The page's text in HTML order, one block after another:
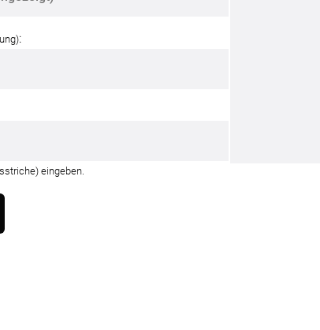
:
eingeben.